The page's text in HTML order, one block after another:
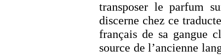
transposer le parfum
discerne chez ce
français de sa gangue
source de l’ancienne